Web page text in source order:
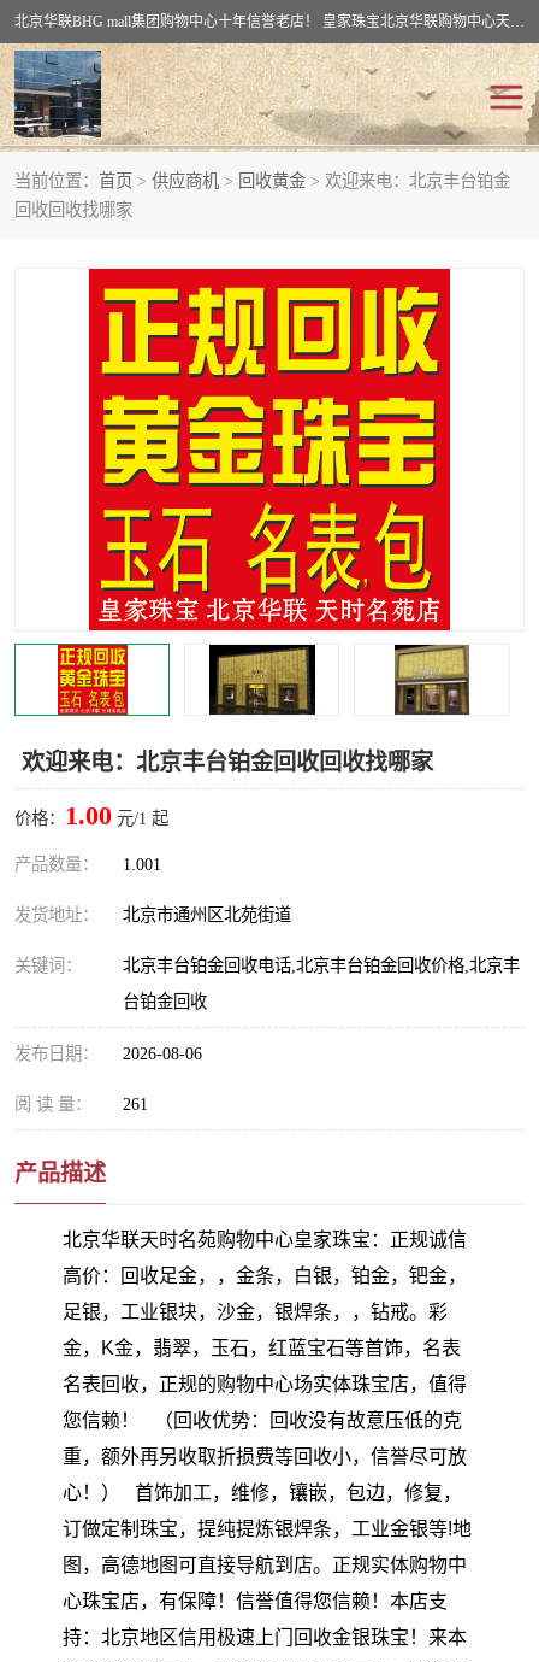
北京华联BHG mall集团购物中心十年信誉老店！ 皇家珠宝北京华联购物中心天时名苑店竭诚欢迎您。 北京市通州区（八通线）通州北苑地铁华联购物中心一层皇家珠宝 北京皇家珠宝通州黄金回收黄金首饰加工店（八通线: 通州北苑地铁华联店）：通州区通州北苑地铁华联购物中心一层皇家珠宝。
当前位置： 首页 > 供应商机 > 回收黄金 > 欢迎来电：北京丰台铂金
回收回收找哪家
欢迎来电：北京丰台铂金回收回收找哪家
价格： 1.00 元/1 起
产品数量： 1.001
发货地址： 北京市通州区北苑街道
关键词：
北京丰台铂金回收电话,北京丰台铂金回收价格,北京丰
台铂金回收
发布日期： 2026-08-06
阅 读 量： 261
产品描述
北京华联天时名苑购物中心皇家珠宝：正规诚信
高价：回收足金，，金条，白银，铂金，钯金，
足银，工业银块，沙金，银焊条，，钻戒。彩
金，K金，翡翠，玉石，红蓝宝石等首饰，名表
名表回收，正规的购物中心场实体珠宝店，值得
您信赖！ （回收优势：回收没有故意压低的克
重，额外再另收取折损费等回收小，信誉尽可放
心！） 首饰加工，维修，镶嵌，包边，修复，
订做定制珠宝，提纯提炼银焊条，工业金银等!地
图，高德地图可直接导航到店。正规实体购物中
心珠宝店，有保障！信誉值得您信赖！本店支
持：北京地区信用极速上门回收金银珠宝！来本
回收黄金
回收钯金 回收钻石
回收翡翠玉石